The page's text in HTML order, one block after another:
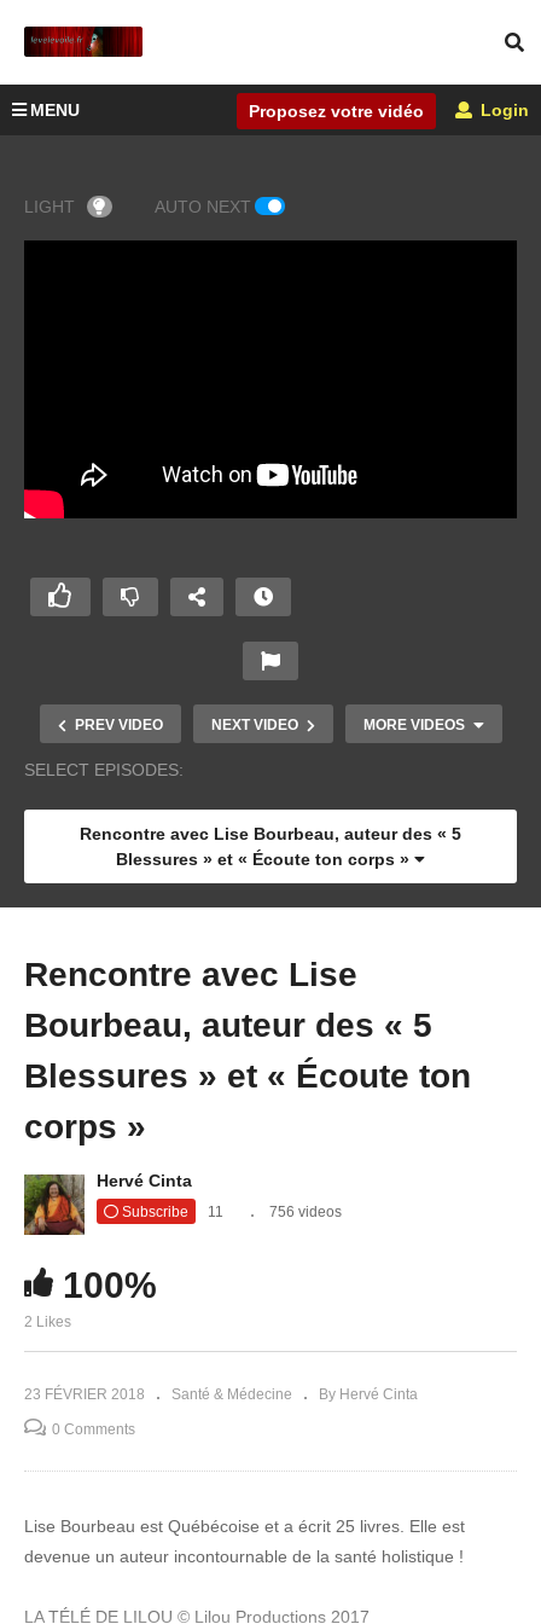
MENU Proposez votre vidéo Login
LIGHT AUTO NEXT
PREV VIDEO NEXT VIDEO MORE VIDEOS
Pourquoi faut-il éviter le gluten par Marion
Kaplan !
SELECT EPISODES:
Rencontre avec Lise Bourbeau, auteur des « 5
Blessures » et « Écoute ton corps »
Rencontre avec Lise
Bourbeau, auteur des « 5
Blessures » et « Écoute ton
corps »
Hervé Cinta
Subscribe 11 756 videos
100%
2 Likes
23 FÉVRIER 2018 Santé & Médecine By Hervé Cinta
0 Comments
Lise Bourbeau est Québécoise et a écrit 25 livres. Elle est
devenue un auteur incontournable de la santé holistique !
LA TÉLÉ DE LILOU © Lilou Productions 2017